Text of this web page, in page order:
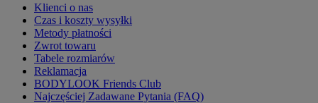
Klienci o nas
Czas i koszty wysyłki
Metody płatności
Zwrot towaru
Tabele rozmiarów
Reklamacja
BODYLOOK Friends Club
Najczęściej Zadawane Pytania (FAQ)